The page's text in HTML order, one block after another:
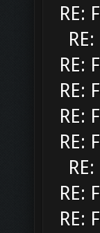
RE:
RE:
RE:
RE:
RE:
RE:
RE: